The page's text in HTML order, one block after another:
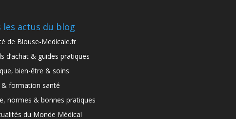
les actus du blog
de Blouse-Medicale.fr
d’achat & guides pratiques
bien-être & soins
& formation santé
normes & bonnes pratiques
du Monde Médical